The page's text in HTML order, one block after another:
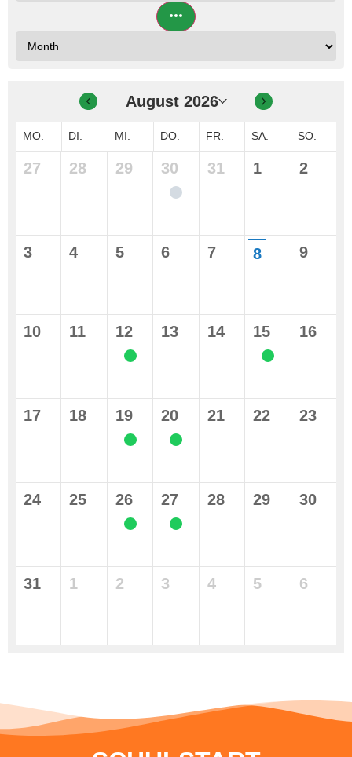
August 2026
MO. DI. MI. DO. FR. SA. SO.
27 28 29 30 31 1 2
3 4 5 6 7 8 9
10 11 12 13 14 15 16
17 18 19 20 21 22 23
24 25 26 27 28 29 30
31 1 2 3 4 5 6